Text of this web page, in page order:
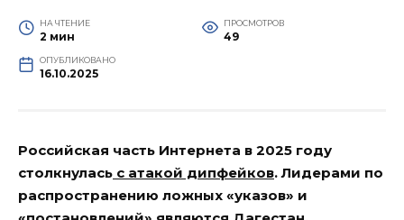
НА ЧТЕНИЕ
2 мин
ПРОСМОТРОВ
49
ОПУБЛИКОВАНО
16.10.2025
Российская часть Интернета в 2025 году
столкнулась с атакой дипфейков. Лидерами по
распространению ложных «указов» и